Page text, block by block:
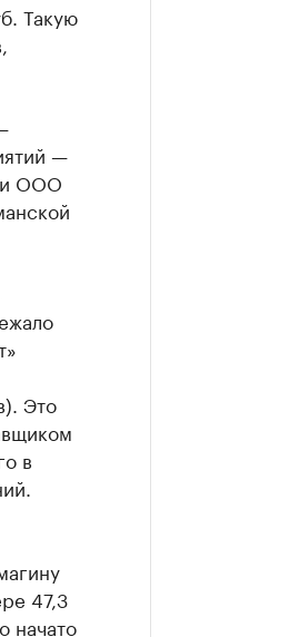
Такую
—
и ООО
Это
в
47,3
начато